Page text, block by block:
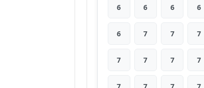
6 6 6 6
6 7 7 7
7 7 7 7
7 7 7 7